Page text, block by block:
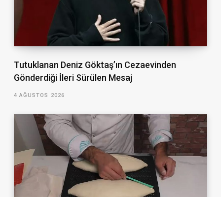
Tutuklanan Deniz Göktaş’ın Cezaevinden
Gönderdiği İleri Sürülen Mesaj
4 AĞUSTOS 2026